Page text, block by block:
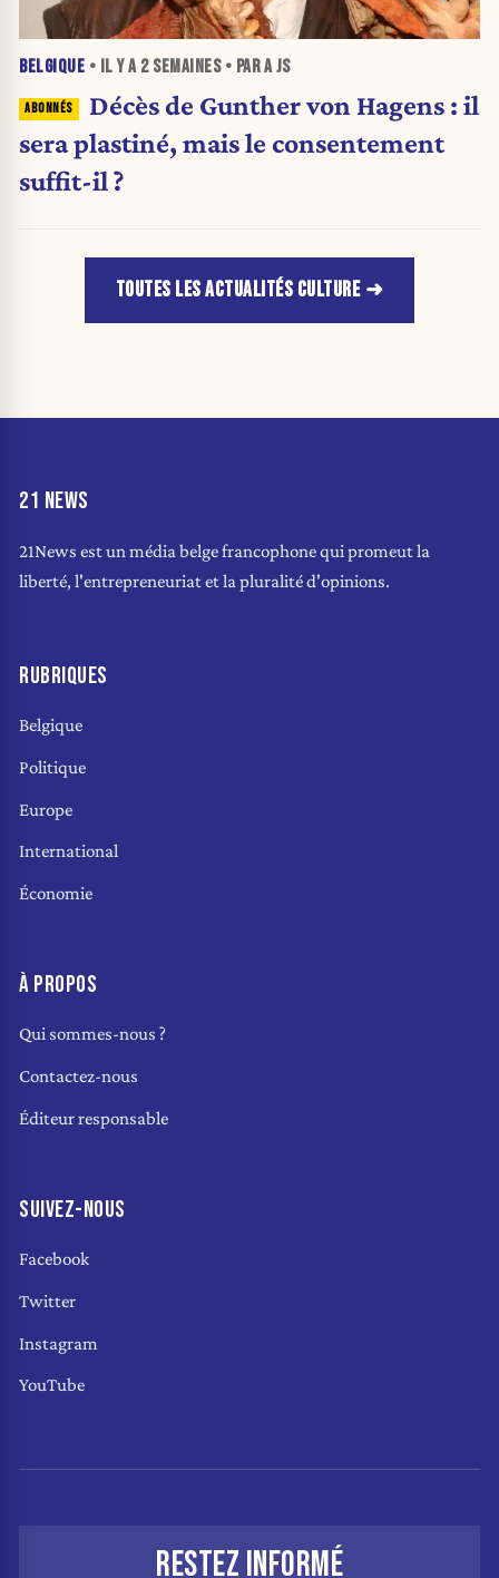
BELGIQUE • IL Y A 2 SEMAINES• PAR A JS
Décès de Gunther von Hagens : il
sera plastiné, mais le consentement
suffit-il ?
TOUTES LES ACTUALITÉS CULTURE
21 NEWS
21News est un média belge francophone qui promeut la
liberté, l'entrepreneuriat et la pluralité d'opinions.
RUBRIQUES
Belgique
Politique
Europe
International
Économie
À PROPOS
Qui sommes-nous ?
Contactez-nous
Éditeur responsable
SUIVEZ-NOUS
Facebook
Twitter
Instagram
YouTube
RESTEZ INFORMÉ